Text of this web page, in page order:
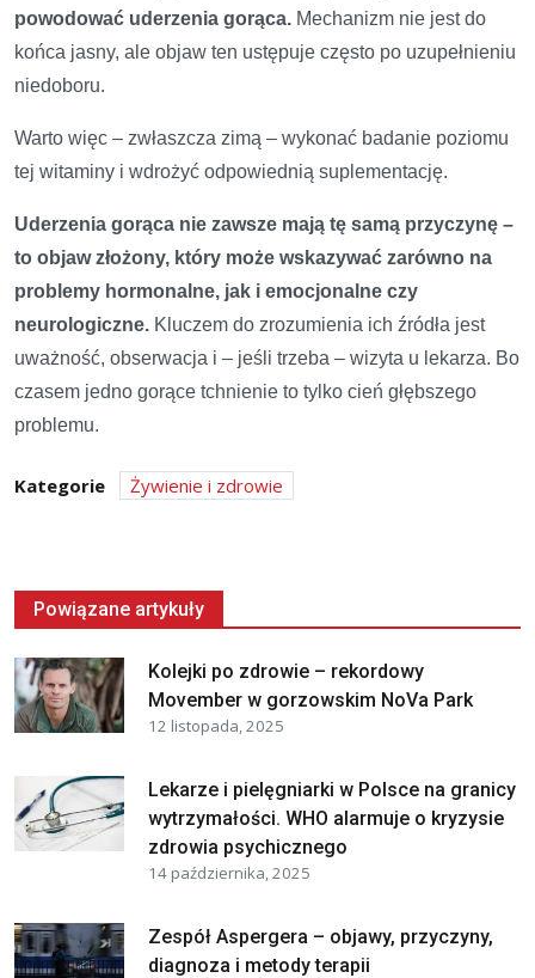
powodować uderzenia gorąca. Mechanizm nie jest do
końca jasny, ale objaw ten ustępuje często po uzupełnieniu
niedoboru.
Warto więc – zwłaszcza zimą – wykonać badanie poziomu
tej witaminy i wdrożyć odpowiednią suplementację.
Uderzenia gorąca nie zawsze mają tę samą przyczynę –
to objaw złożony, który może wskazywać zarówno na
problemy hormonalne, jak i emocjonalne czy
neurologiczne. Kluczem do zrozumienia ich źródła jest
uważność, obserwacja i – jeśli trzeba – wizyta u lekarza. Bo
czasem jedno gorące tchnienie to tylko cień głębszego
problemu.
Kategorie Żywienie i zdrowie
Powiązane artykuły
Kolejki po zdrowie – rekordowy
Movember w gorzowskim NoVa Park
12 listopada, 2025
Lekarze i pielęgniarki w Polsce na granicy
wytrzymałości. WHO alarmuje o kryzysie
zdrowia psychicznego
14 października, 2025
Zespół Aspergera – objawy, przyczyny,
diagnoza i metody terapii